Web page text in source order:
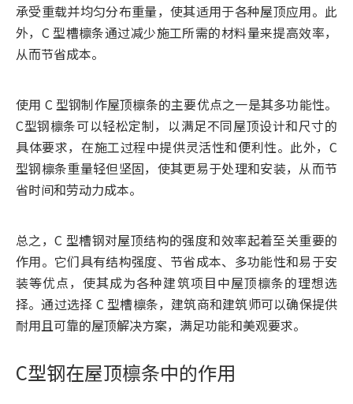
承受重载并均匀分布重量，使其适用于各种屋顶应用。此
外，C 型槽檩条通过减少施工所需的材料量来提高效率，
从而节省成本。
使用 C 型钢制作屋顶檩条的主要优点之一是其多功能性。
C型钢檩条可以轻松定制，以满足不同屋顶设计和尺寸的
具体要求，在施工过程中提供灵活性和便利性。此外，C
型钢檩条重量轻但坚固，使其更易于处理和安装，从而节
省时间和劳动力成本。
总之，C 型槽钢对屋顶结构的强度和效率起着至关重要的
作用。它们具有结构强度、节省成本、多功能性和易于安
装等优点，使其成为各种建筑项目中屋顶檩条的理想选
择。通过选择 C ​​型槽檩条，建筑商和建筑师可以确保提供
耐用且可靠的屋顶解决方案，满足功能和美观要求。
C型钢在屋顶檩条中的作用